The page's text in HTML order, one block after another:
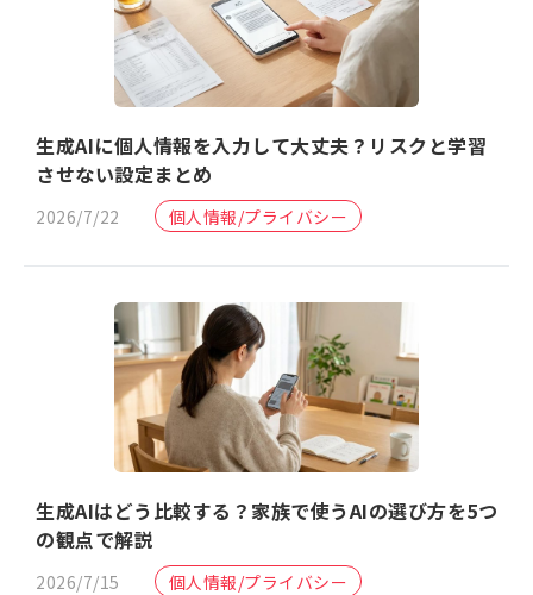
生成AIに個人情報を入力して大丈夫？リスクと学習
させない設定まとめ
2026/7/22 個人情報/プライバシー
生成AIはどう比較する？家族で使うAIの選び方を5つ
の観点で解説
2026/7/15 個人情報/プライバシー